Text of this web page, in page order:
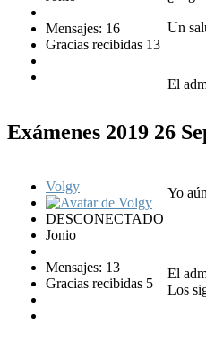
Mensajes: 16
Gracias recibidas 13
Un
El
Exámenes 2019 26
Volgy
DESCONECTADO
Jonio
Mensajes: 13
Gracias recibidas 5
Yo
El
Los